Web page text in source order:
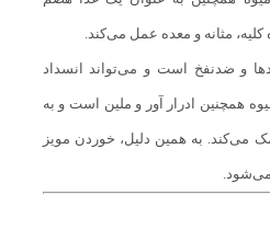
مویز یک منبع انرژی سریع فراهم
افزایش انرژی هستند، مناسب است.
مویز به دلیل حاوی ویتامین‌ها و
و حفظ سلامت پوست مؤثر باشد.
کلیه، مثانه و معده عمل می‌کند.
و ضدنفخ است و می‌تواند انسداد
همچنین ادرار آور و ملین است و به
می‌کند. به همین دلیل، خوردن مویز